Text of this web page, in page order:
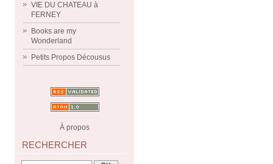
VIE DU CHATEAU à
FERNEY
Books are my
Wonderland
Petits Propos Décousus
À propos
RECHERCHER